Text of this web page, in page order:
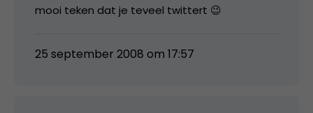
mooi teken dat je teveel twittert 😉
25 september 2008 om 17:57